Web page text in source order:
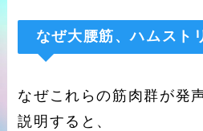
なぜ大腰筋、ハムスト
なぜこれらの筋肉群が発
説明すると、